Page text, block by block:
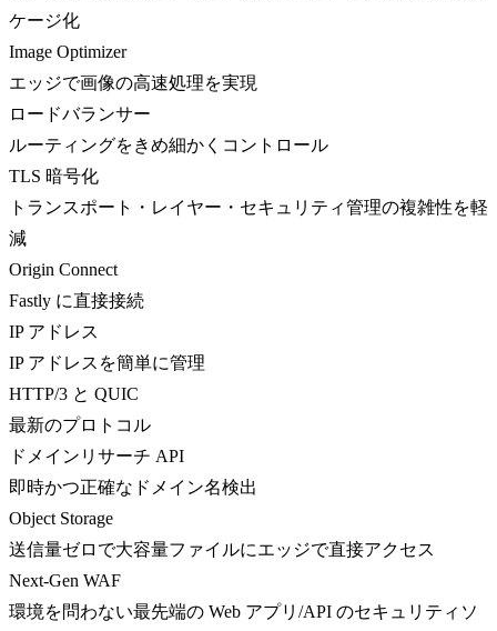
ケージ化
Image Optimizer
エッジで画像の高速処理を実現
ロードバランサー
ルーティングをきめ細かくコントロール
TLS 暗号化
トランスポート・レイヤー・セキュリティ管理の複雑性を軽
減
Origin Connect
Fastly に直接接続
IP アドレス
IP アドレスを簡単に管理
HTTP/3 と QUIC
最新のプロトコル
ドメインリサーチ API
即時かつ正確なドメイン名検出
Object Storage
送信量ゼロで大容量ファイルにエッジで直接アクセス
Next-Gen WAF
環境を問わない最先端の Web アプリ/API のセキュリティソ